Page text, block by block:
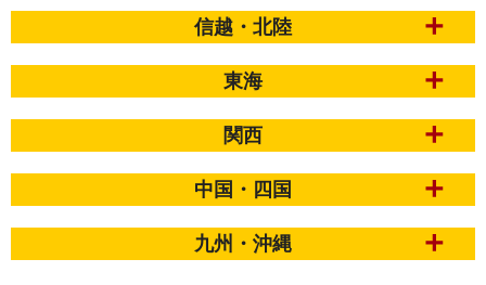
信越・北陸
東海
関西
中国・四国
九州・沖縄